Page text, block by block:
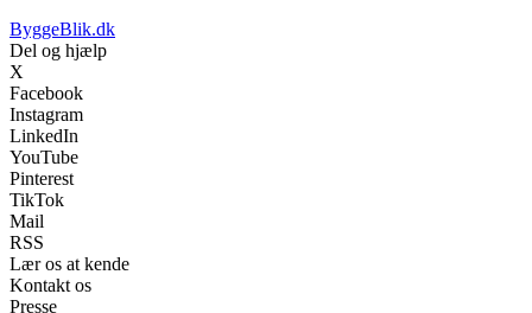
ByggeBlik.dk
Del og hjælp
X
Facebook
Instagram
LinkedIn
YouTube
Pinterest
TikTok
Mail
RSS
Lær os at kende
Kontakt os
Presse